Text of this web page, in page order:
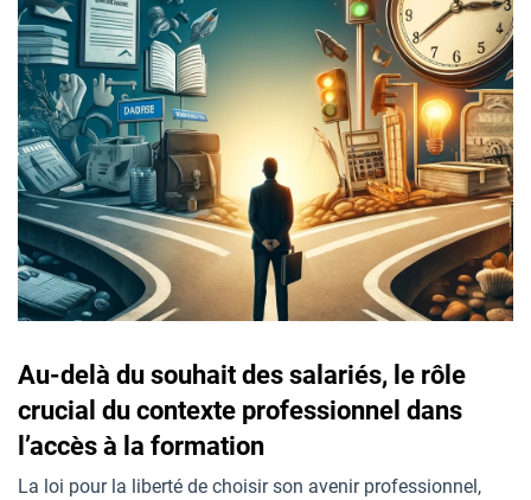
Au-delà du souhait des salariés, le rôle
crucial du contexte professionnel dans
l’accès à la formation
La loi pour la liberté de choisir son avenir professionnel,